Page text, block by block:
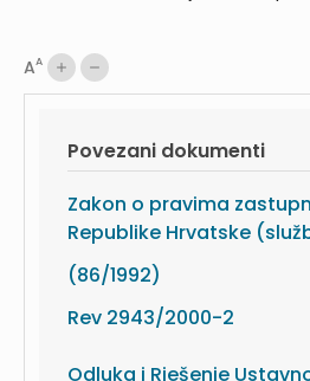
AA
Povezani dokumenti
Zakon o pravima
Republike Hrvatske
(86/1992)
Rev 2943/2000-2
Odluka i Rješenje